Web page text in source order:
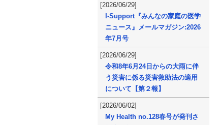
[2026/06/29]
I-Support『みんなの家庭の医学
ニュース』メールマガジン:2026
年7月号
[2026/06/29]
令和8年6月24日からの大雨に伴
う災害に係る災害救助法の適用
について【第２報】
[2026/06/02]
My Health no.128春号が発刊さ